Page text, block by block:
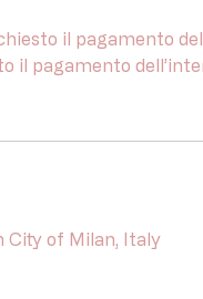
il pagamento
il pagamento
City of Milan, Italy